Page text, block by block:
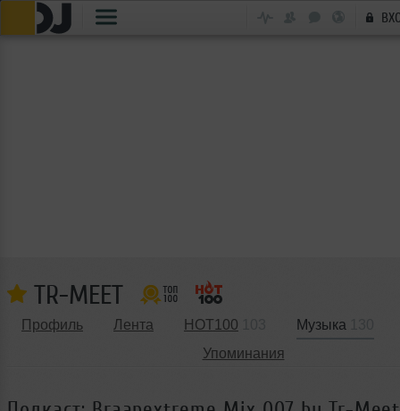
TR-MEET
Профиль Лента HOT100 Музыка
Упоминания